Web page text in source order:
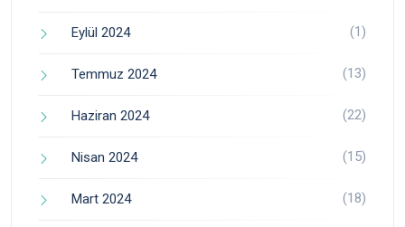
Eylül 2024 (1)
Temmuz 2024 (13)
Haziran 2024 (22)
Nisan 2024 (15)
Mart 2024 (18)